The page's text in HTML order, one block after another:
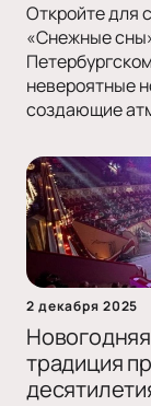
Откройте для
«Снежные
невероятные
создающие
2 декабря 2025
традиция